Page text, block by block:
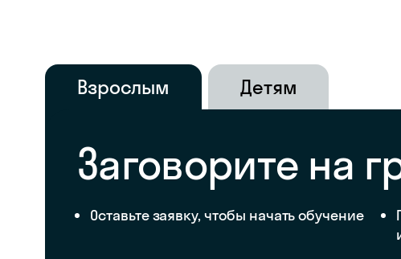
Взрослым Детям
Заговорите на
Оставьте заявку, чтобы начать обучение